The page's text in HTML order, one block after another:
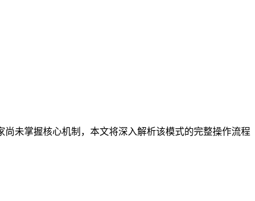
未掌握核心机制，本文将深入解析该模式的完整操作流程